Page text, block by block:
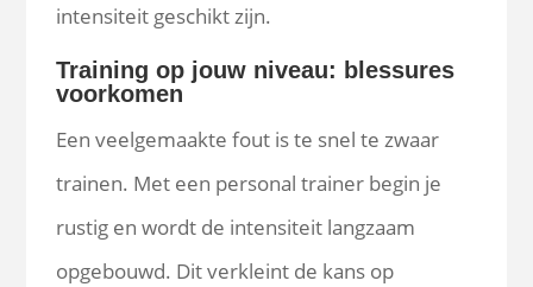
intensiteit geschikt zijn.
Training op jouw niveau: blessures
voorkomen
Een veelgemaakte fout is te snel te zwaar
trainen. Met een personal trainer begin je
rustig en wordt de intensiteit langzaam
opgebouwd. Dit verkleint de kans op